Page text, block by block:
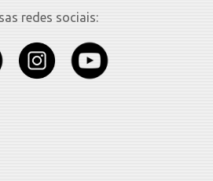
redes sociais: